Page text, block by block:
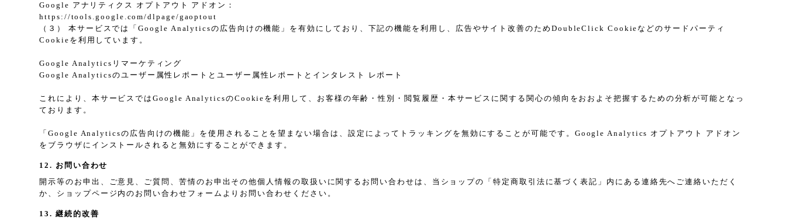
Google アナリティクス オプトアウト アドオン：
https://tools.google.com/dlpage/gaoptout
（３） 本サービスでは「Google Analyticsの広告向けの機能」を有効にしており、下記の機能を利用し、広告やサイト改善のためDoubleClick Cookieなどのサードパーティ
Cookieを利用しています。
Google Analyticsリマーケティング
Google Analyticsのユーザー属性レポートとユーザー属性レポートとインタレスト レポート
これにより、本サービスではGoogle AnalyticsのCookieを利用して、お客様の年齢・性別・閲覧履歴・本サービスに関する関心の傾向をおおよそ把握するための分析が可能となっ
ております。
「Google Analyticsの広告向けの機能」を使用されることを望まない場合は、設定によってトラッキングを無効にすることが可能です。Google Analytics オプトアウト アドオン
をブラウザにインストールされると無効にすることができます。
12. お問い合わせ
開示等のお申出、ご意見、ご質問、苦情のお申出その他個人情報の取扱いに関するお問い合わせは、当ショップの「特定商取引法に基づく表記」内にある連絡先へご連絡いただく
か、ショップページ内のお問い合わせフォームよりお問い合わせください。
13. 継続的改善